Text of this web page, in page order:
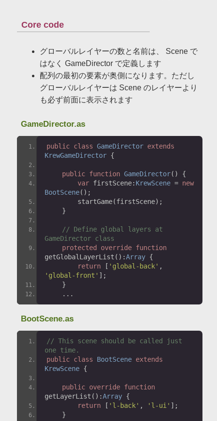
Core code
グローバルレイヤーの数と名前は、 Scene で
はなく GameDirector で定義します
配列の最初の要素が奥側になります。ただし
グローバルレイヤーは Scene のレイヤーより
も必ず前面に表示されます
GameDirector.as
public class GameDirector extends
KrewGameDirector {
public function GameDirector()
{
var firstScene: KrewScene = new
BootScene();
        startGame
(firstScene);
}
// Define global layers at
GameDirector class
protected
override function
getGlobalLayerList ():Array {
return
[ 'global-back' ,
'global-front' ];
}
...
BootScene.as
// This scene should be called just
one time.
public class BootScene extends
KrewScene {
public override function
getLayerList ():Array {
return
[ 'l-back' , 'l-ui' ];
}